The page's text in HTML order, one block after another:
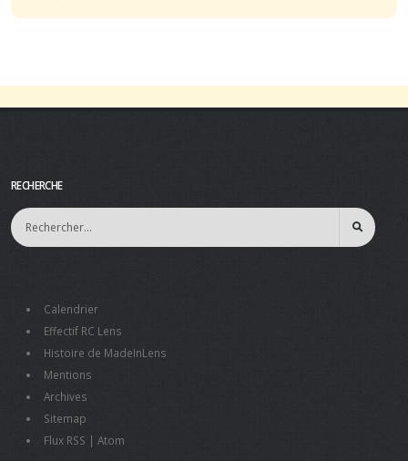
RECHERCHE
Calendrier
Effectif RC Lens
Histoire de MadeInLens
Mentions
Archives
Sitemap
Flux RSS | Atom